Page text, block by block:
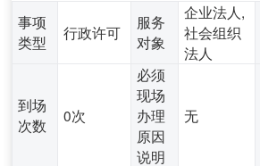
事项
类型
行政许可
服务
对象
企业法人,
社会组织
法人
到场
次数
0次
必须
现场
办理
原因
说明
无